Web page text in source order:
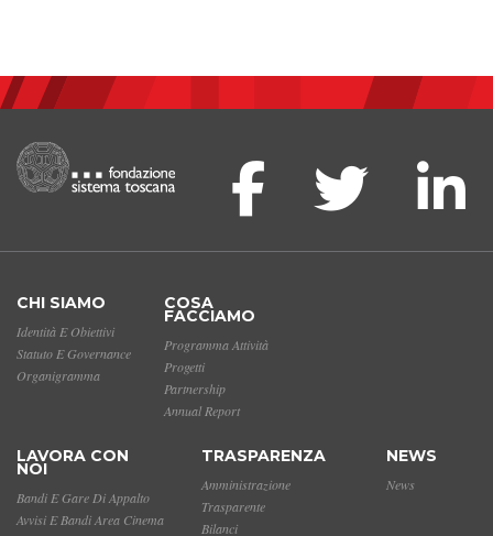
CHI SIAMO
Identità E Obiettivi
Statuto E Governance
Organigramma
COSA
FACCIAMO
Programma Attività
Progetti
Partnership
Annual Report
LAVORA CON
NOI
Bandi E Gare Di Appalto
Avvisi E Bandi Area Cinema
TRASPARENZA
Amministrazione
Trasparente
Bilanci
NEWS
News